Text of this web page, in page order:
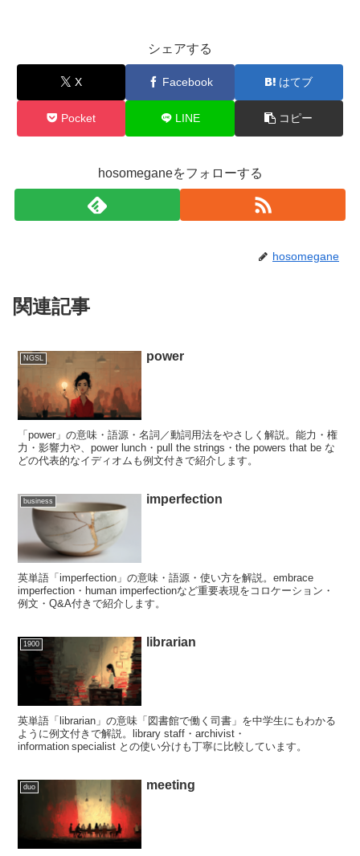
シェアする
X Facebook はてブ
Pocket LINE コピー
hosomeganeをフォローする
hosomegane
関連記事
NGSL power
「power」の意味・語源・名詞／動詞用法をやさしく解説。能力・権
力・影響力や、power lunch・pull the strings・the powers that be な
どの代表的なイディオムも例文付きで紹介します。
business imperfection
英単語「imperfection」の意味・語源・使い方を解説。embrace
imperfection・human imperfectionなど重要表現をコロケーション・
例文・Q&A付きで紹介します。
1900 librarian
英単語「librarian」の意味「図書館で働く司書」を中学生にもわかる
ように例文付きで解説。library staff・archivist・
information specialist との使い分けも丁寧に比較しています。
duo meeting